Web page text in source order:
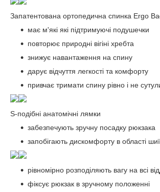
Запатентована ортопедична спинка Ergo
має м'які які підтримуючі подушечки
повторює природні вігіні хребта
знижує навантаження на спину
дарує відчуття легкості та комфорту
привчає тримати спину рівно і не
S-подібні анатомічні лямки
забезпечують зручну посадку рюкзака
запобігають дискомфорту в області
рівномірно розподіляють вагу на всі
фіксує рюкзак в зручному положенні